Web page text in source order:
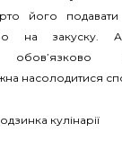
його
на закуску.
насолодитися
кулінарії